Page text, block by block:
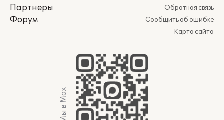
Партнеры
Форум
Обратная связь
Сообщить об ошибке
Карта сайта
Мы в Max